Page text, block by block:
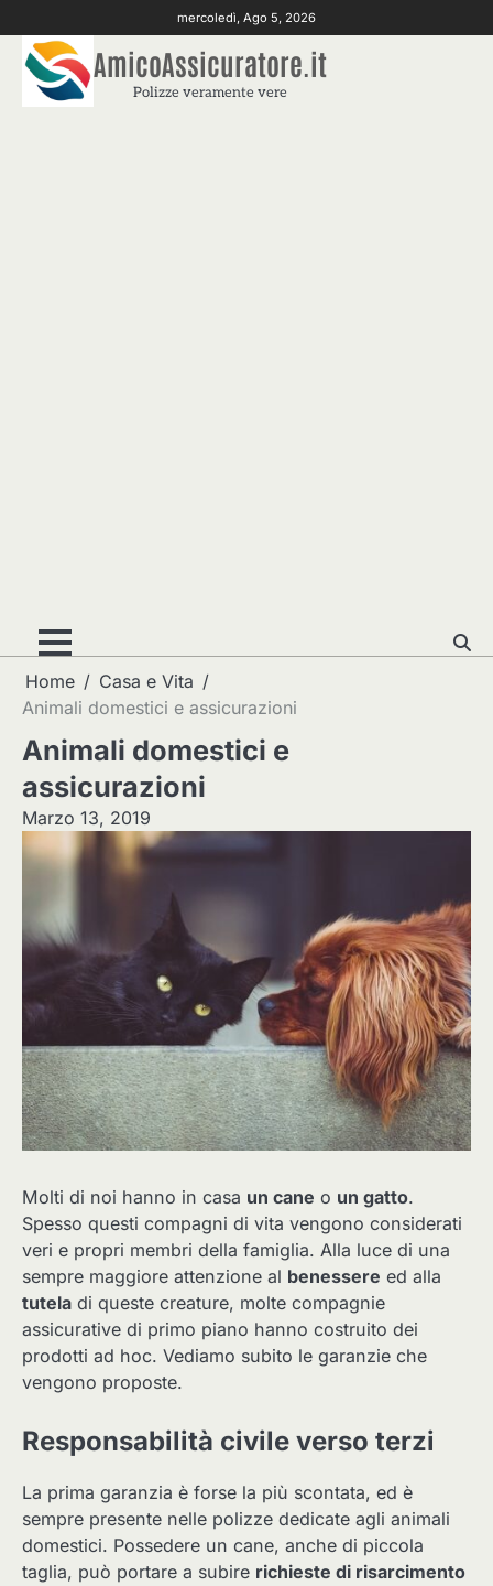
to
content
mercoledì, Ago 5, 2026
AmicoAssicuratore.it
Polizze veramente vere
Home
Casa e Vita
Animali domestici e assicurazioni
Animali domestici e
assicurazioni
Marzo 13, 2019
Molti di noi hanno in casa un cane o un gatto.
Spesso questi compagni di vita vengono considerati
veri e propri membri della famiglia. Alla luce di una
sempre maggiore attenzione al benessere ed alla
tutela di queste creature, molte compagnie
assicurative di primo piano hanno costruito dei
prodotti ad hoc. Vediamo subito le garanzie che
vengono proposte.
Responsabilità civile verso terzi
La prima garanzia è forse la più scontata, ed è
sempre presente nelle polizze dedicate agli animali
domestici. Possedere un cane, anche di piccola
taglia, può portare a subire richieste di risarcimento